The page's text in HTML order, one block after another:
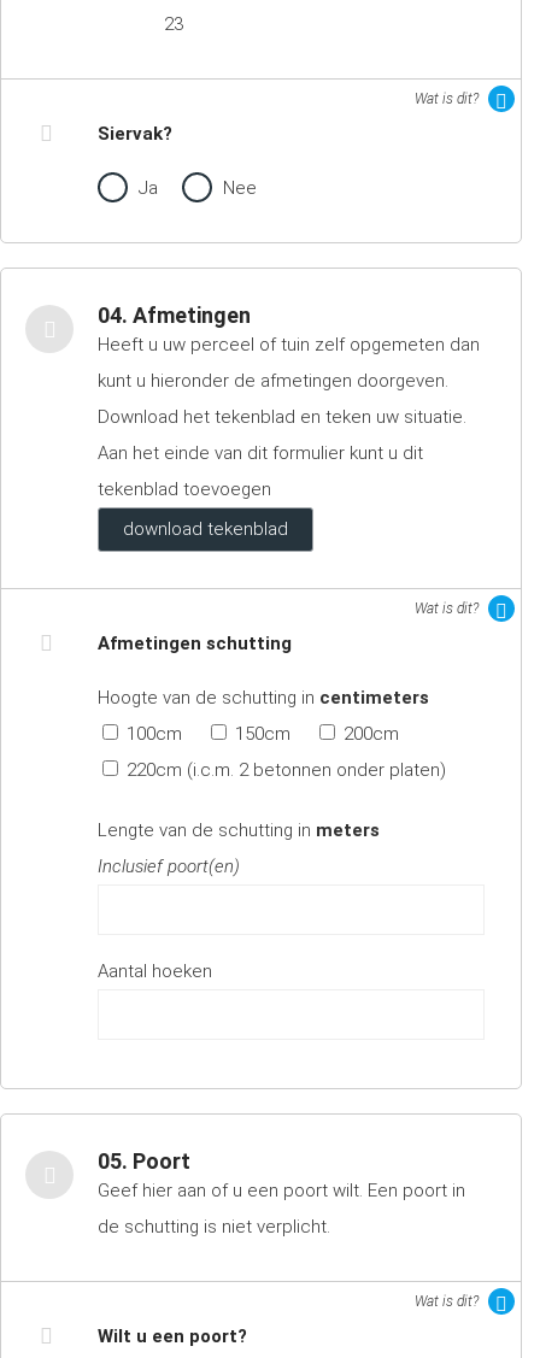
23
Wat is dit?
Siervak?
Ja Nee
04. Afmetingen
Heeft u uw perceel of tuin zelf opgemeten dan
kunt u hieronder de afmetingen doorgeven.
Download het tekenblad en teken uw situatie.
Aan het einde van dit formulier kunt u dit
tekenblad toevoegen
download tekenblad
Wat is dit?
Afmetingen schutting
Hoogte van de schutting in centimeters
100cm
150cm
200cm
220cm (i.c.m. 2 betonnen onder platen)
Lengte van de schutting in meters
Inclusief poort(en)
Aantal hoeken
05. Poort
Geef hier aan of u een poort wilt. Een poort in
de schutting is niet verplicht.
Wat is dit?
Wilt u een poort?